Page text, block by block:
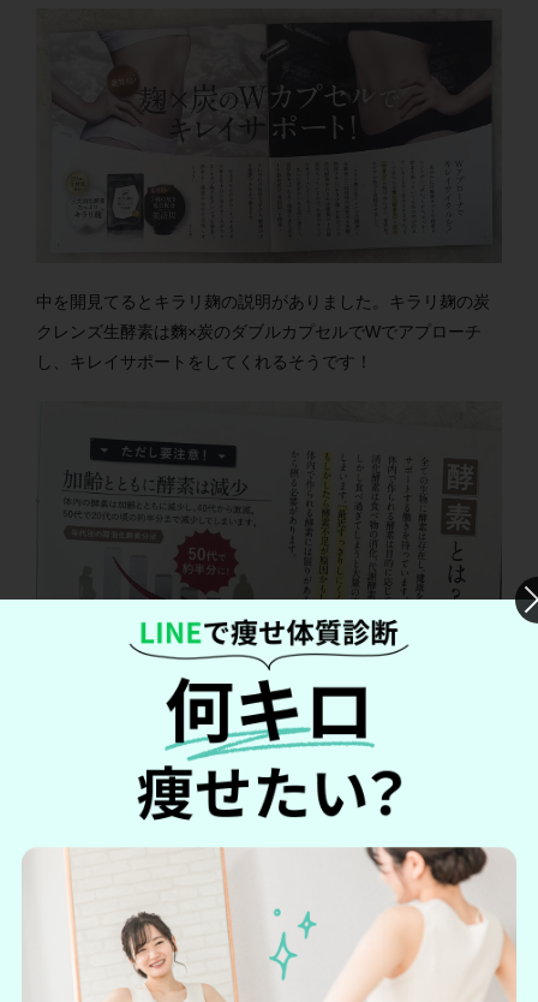
中を開見てるとキラリ麹の説明がありました。キラリ麹の炭
クレンズ生酵素は麴×炭のダブルカプセルでWでアプローチ
し、キレイサポートをしてくれるそうです！
そもそも酵素とはという説明もありました！酵素とはすべて
の生物に存在し、健康を維持数るための仕組みの一部だそう
です。加齢とともに酵素が減少するため食品やサプリメント